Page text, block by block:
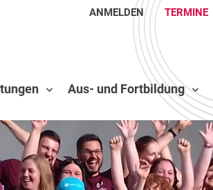
ANMELDEN TERMINE
Aus- und Fortbildung